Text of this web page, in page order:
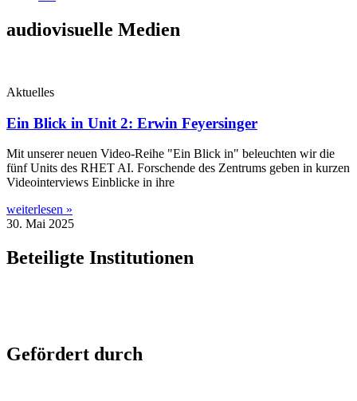
audiovisuelle Medien
Aktuelles
Ein Blick in Unit 2: Erwin Feyersinger
Mit unse­rer neu­en Video-Rei­he "Ein Blick in" beleuch­ten wir die
fünf Units des RHET AI. For­schen­de des Zen­trums geben in kur­zen
Video­in­ter­views Ein­bli­cke in ihre
weiterlesen »
30. Mai 2025
Beteiligte Institutionen
Gefördert durch